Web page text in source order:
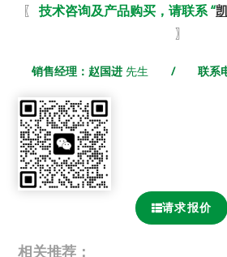
〖 技术咨询及产品购买，请联系 “
〗
销售经理：赵国进 先生 / 联系电话
请求报价
相关推荐：